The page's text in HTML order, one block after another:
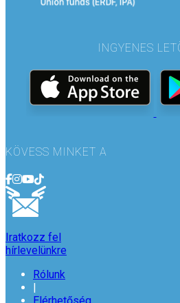
INGYENES
KÖVESS MINKET A
Iratkozz fel
hírlevelünkre
Rólunk
|